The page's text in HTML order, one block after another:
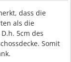
dass die
als die
5cm des
Somit